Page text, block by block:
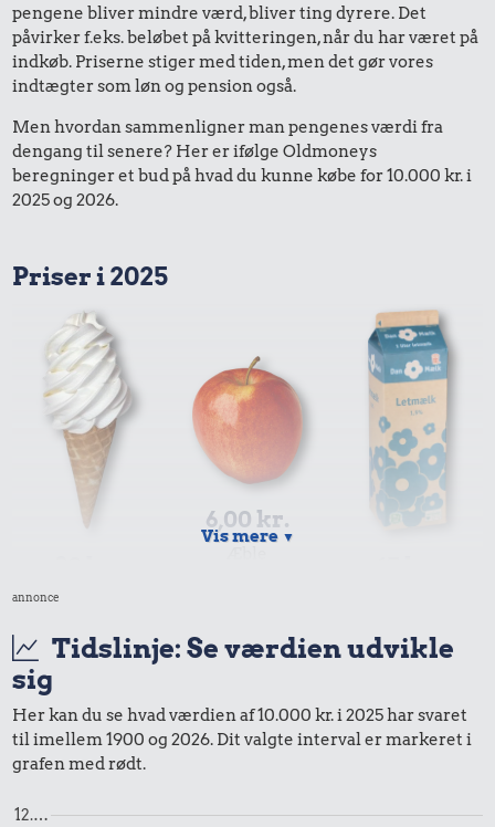
pengene bliver mindre værd, bliver ting dyrere. Det
påvirker f.eks. beløbet på kvitteringen, når du har været på
indkøb. Priserne stiger med tiden, men det gør vores
indtægter som løn og pension også.
Men hvordan sammenligner man pengenes værdi fra
dengang til senere? Her er ifølge Oldmoneys
beregninger et bud på hvad du kunne købe for 10.000 kr. i
2025 og 2026.
Priser i 2025
6,00 kr.
Flybillet,
Vis mere ▼
annonce
Tidslinje: Se værdien udvikle
sig
Her kan du se hvad værdien af 10.000 kr. i 2025 har svaret
til imellem 1900 og 2026. Dit valgte interval er markeret i
grafen med rødt.
12.…